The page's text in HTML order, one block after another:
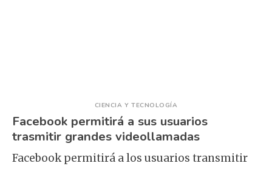
CIENCIA Y TECNOLOGÍA
Facebook permitirá a sus usuarios
trasmitir grandes videollamadas
Facebook permitirá a los usuarios transmitir